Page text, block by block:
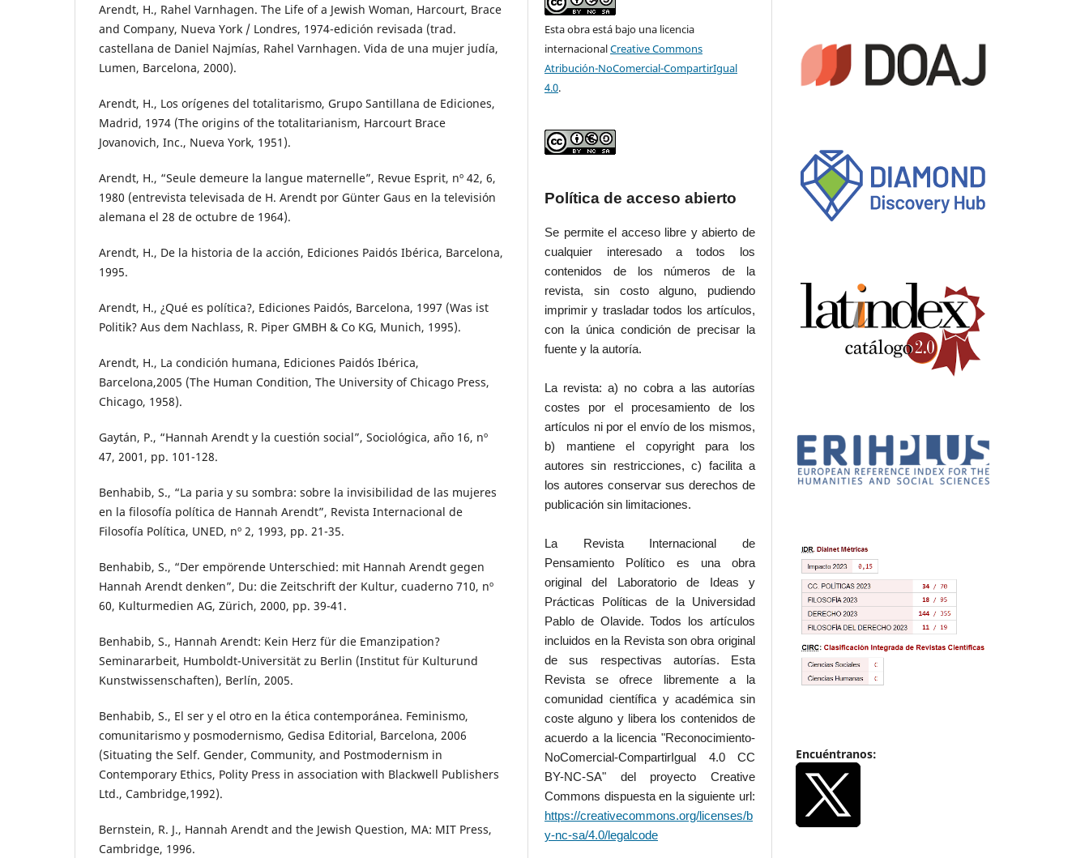
Arendt, H., Rahel Varnhagen. The Life of a Jewish Woman, Harcourt, Brace
and Company, Nueva York / Londres, 1974-edición revisada (trad.
castellana de Daniel Najmías, Rahel Varnhagen. Vida de una mujer judía,
Lumen, Barcelona, 2000).
Arendt, H., Los orígenes del totalitarismo, Grupo Santillana de Ediciones,
Madrid, 1974 (The origins of the totalitarianism, Harcourt Brace
Jovanovich, Inc., Nueva York, 1951).
Arendt, H., “Seule demeure la langue maternelle”, Revue Esprit, nº 42, 6,
1980 (entrevista televisada de H. Arendt por Günter Gaus en la televisión
alemana el 28 de octubre de 1964).
Arendt, H., De la historia de la acción, Ediciones Paidós Ibérica, Barcelona,
1995.
Arendt, H., ¿Qué es política?, Ediciones Paidós, Barcelona, 1997 (Was ist
Politik? Aus dem Nachlass, R. Piper GMBH & Co KG, Munich, 1995).
Arendt, H., La condición humana, Ediciones Paidós Ibérica,
Barcelona,2005 (The Human Condition, The University of Chicago Press,
Chicago, 1958).
Gaytán, P., “Hannah Arendt y la cuestión social”, Sociológica, año 16, nº
47, 2001, pp. 101-128.
Benhabib, S., “La paria y su sombra: sobre la invisibilidad de las mujeres
en la filosofía política de Hannah Arendt”, Revista Internacional de
Filosofía Política, UNED, nº 2, 1993, pp. 21-35.
Benhabib, S., “Der empörende Unterschied: mit Hannah Arendt gegen
Hannah Arendt denken”, Du: die Zeitschrift der Kultur, cuaderno 710, nº
60, Kulturmedien AG, Zürich, 2000, pp. 39-41.
Benhabib, S., Hannah Arendt: Kein Herz für die Emanzipation?
Seminararbeit, Humboldt-Universität zu Berlin (Institut für Kulturund
Kunstwissenschaften), Berlín, 2005.
Benhabib, S., El ser y el otro en la ética contemporánea. Feminismo,
comunitarismo y posmodernismo, Gedisa Editorial, Barcelona, 2006
(Situating the Self. Gender, Community, and Postmodernism in
Contemporary Ethics, Polity Press in association with Blackwell Publishers
Ltd., Cambridge,1992).
Bernstein, R. J., Hannah Arendt and the Jewish Question, MA: MIT Press,
Cambridge, 1996.
Esta obra está bajo una licencia
internacionalCreative Commons
Atribución-NoComercial-CompartirIgual
4.0.
Política de acceso abierto
Se permite el acceso libre y abierto de
cualquier interesado a todos los
contenidos de los números de la
revista, sin costo alguno, pudiendo
imprimir y trasladar todos los artículos,
con la única condición de precisar la
fuente y la autoría.
La revista: a) no cobra a las autorías
costes por el procesamiento de los
artículos ni por el envío de los mismos,
b) mantiene el copyright para los
autores sin restricciones, c) facilita a
los autores conservar sus derechos de
publicación sin limitaciones.
La Revista Internacional de
Pensamiento Político es una obra
original del Laboratorio de Ideas y
Prácticas Políticas de la Universidad
Pablo de Olavide. Todos los artículos
incluidos en la Revista son obra original
de sus respectivas autorías. Esta
Revista se ofrece libremente a la
comunidad científica y académica sin
coste alguno y libera los contenidos de
acuerdo a la licencia "Reconocimiento-
NoComercial-CompartirIgual 4.0 CC
BY-NC-SA" del proyecto Creative
Commons dispuesta en la siguiente url:
https://creativecommons.org/licenses/b
y-nc-sa/4.0/legalcode
Encuéntranos: